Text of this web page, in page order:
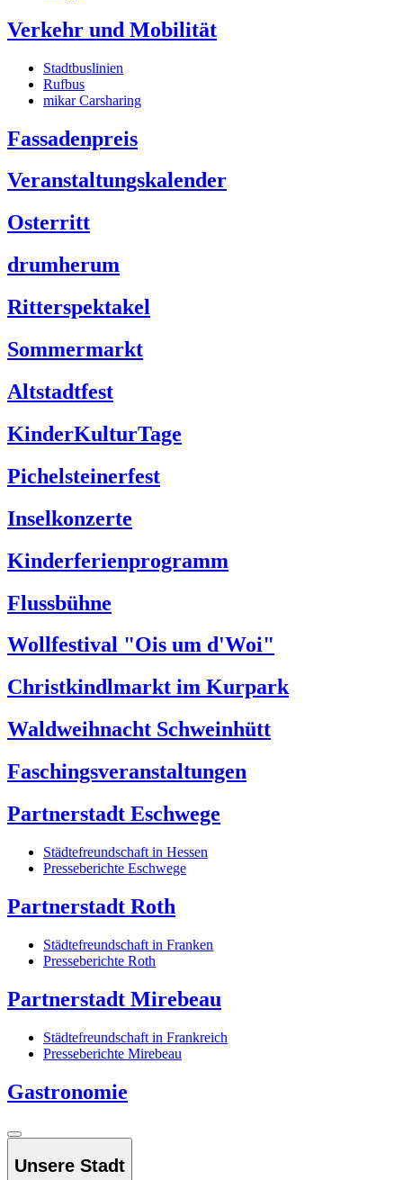
Verkehr und Mobilität
Stadtbuslinien
Rufbus
mikar Carsharing
Fassadenpreis
Veranstaltungskalender
Osterritt
drumherum
Ritterspektakel
Sommermarkt
Altstadtfest
KinderKulturTage
Pichelsteinerfest
Inselkonzerte
Kinderferienprogramm
Flussbühne
Wollfestival "Ois um d'Woi"
Christkindlmarkt im Kurpark
Waldweihnacht Schweinhütt
Faschingsveranstaltungen
Partnerstadt Eschwege
Städtefreundschaft in Hessen
Presseberichte Eschwege
Partnerstadt Roth
Städtefreundschaft in Franken
Presseberichte Roth
Partnerstadt Mirebeau
Städtefreundschaft in Frankreich
Presseberichte Mirebeau
Gastronomie
Unsere Stadt